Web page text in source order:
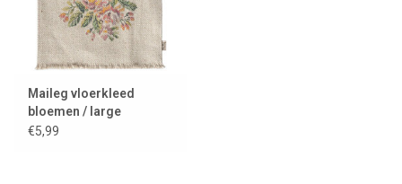
Maileg vloerkleed
bloemen / large
€5,99